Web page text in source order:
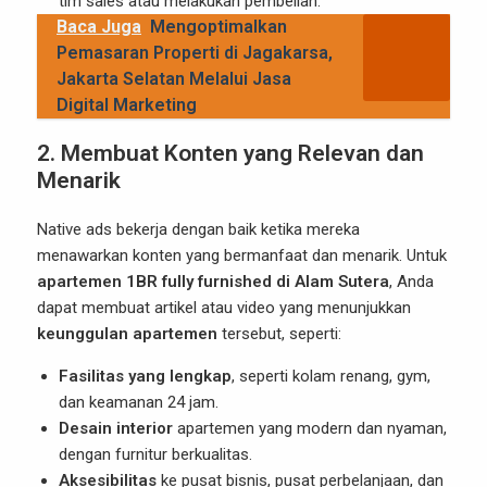
Baca Juga Mengoptimalkan
Pemasaran Properti di Jagakarsa,
Jakarta Selatan Melalui Jasa
Digital Marketing
2. Membuat Konten yang Relevan dan
Menarik
Native ads bekerja dengan baik ketika mereka
menawarkan konten yang bermanfaat dan menarik. Untuk
apartemen 1BR fully furnished di Alam Sutera, Anda
dapat membuat artikel atau video yang menunjukkan
keunggulan apartemen tersebut, seperti:
Fasilitas yang lengkap, seperti kolam renang, gym,
dan keamanan 24 jam.
Desain interior apartemen yang modern dan nyaman,
dengan furnitur berkualitas.
Aksesibilitas ke pusat bisnis, pusat perbelanjaan, dan